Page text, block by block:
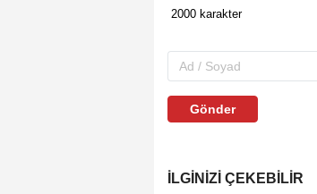
Gönder
İLGINIZI ÇEKEBILIR